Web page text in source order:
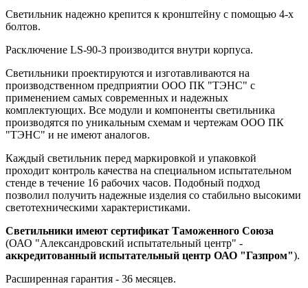
Светильник надежно крепится к кронштейну с помощью 4-х
болтов.
Расключение LS-90-3 производится внутри корпуса.
Светильники проектируются и изготавливаются на
производственном предприятии ООО ПК "ТЭНС" с
применением самых современных и надежных
комплектующих. Все модули и компоненты светильника
производятся по уникальным схемам и чертежам ООО ПК
"ТЭНС" и не имеют аналогов.
Каждый светильник перед маркировкой и упаковкой
проходит контроль качества на специальном испытательном
стенде в течение 16 рабочих часов. Подобный подход
позволил получить надежные изделия со стабильно высокими
светотехническими характеристиками.
Светильники имеют сертификат Таможенного Союза
(ОАО "Александровский испытательный центр" -
аккредитованный испытательный центр ОАО "Газпром").
Расширенная гарантия - 36 месяцев.